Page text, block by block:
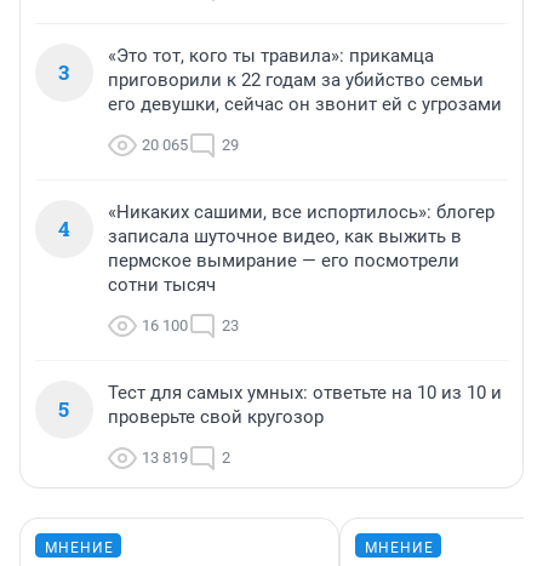
3
«Это тот, кого ты травила»: прикамца
приговорили к 22 годам за убийство семьи
его девушки, сейчас он звонит ей с угрозами
20 065 29
4
«Никаких сашими, все испортилось»: блогер
записала шуточное видео, как выжить в
пермское вымирание — его посмотрели
сотни тысяч
16 100 23
5
Тест для самых умных: ответьте на 10 из 10 и
проверьте свой кругозор
13 819 2
МНЕНИЕ МНЕНИЕ